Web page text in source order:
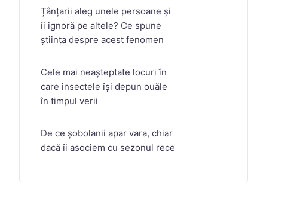
Țânțarii aleg unele persoane și
îi ignoră pe altele? Ce spune
știința despre acest fenomen
Cele mai neașteptate locuri în
care insectele își depun ouăle
în timpul verii
De ce șobolanii apar vara, chiar
dacă îi asociem cu sezonul rece